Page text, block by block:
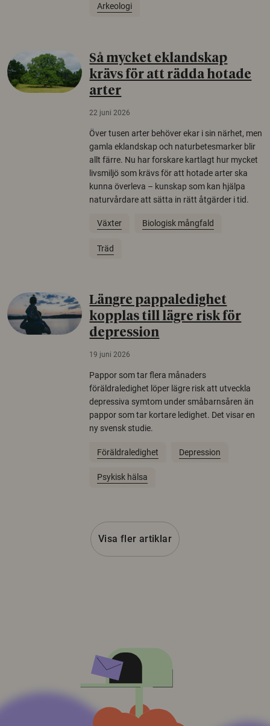
Arkeologi
Så mycket eklandskap
krävs för att rädda hotade
arter
22 juni 2026
Över tusen arter behöver ekar i sin närhet, men
gamla eklandskap och naturbetesmarker blir
allt färre. Nu har forskare kartlagt hur mycket
livsmiljö som krävs för att hotade arter ska
kunna överleva – kunskap som kan hjälpa
naturvårdare att sätta in rätt åtgärder i tid.
Växter Biologisk mångfald
Träd
Längre pappaledighet
kopplas till lägre risk för
depression
19 juni 2026
Pappor som tar flera månaders
föräldraledighet löper lägre risk att utveckla
depressiva symtom under småbarnsåren än
pappor som tar kortare ledighet. Det visar en
ny svensk studie.
Föräldraledighet Depression
Psykisk hälsa
Visa fler artiklar